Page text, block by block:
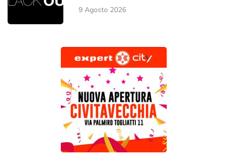
9 Agosto 2026